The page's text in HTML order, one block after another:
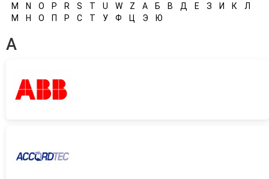
M
N O P R S T U W Z А Б В Д Е З И К
Л
М
Н О П Р С Т У Ф Ц Э Ю
A